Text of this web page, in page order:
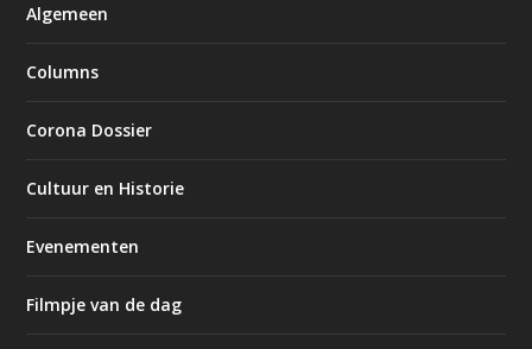
Algemeen
Columns
Corona Dossier
Cultuur en Historie
Evenementen
Filmpje van de dag